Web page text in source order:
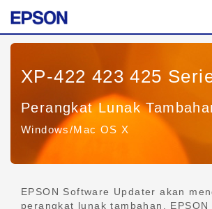
XP-422 423 425
Perangkat Lunak
Windows/Mac OS X
EPSON Software Updater akan
perangkat lunak tambahan. EPSON